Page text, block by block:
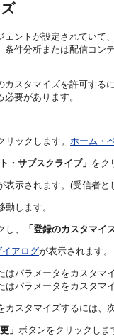
ントが設定されてい
件分析または配信コ
カスタマイズを許可する
要があります。
リックします。 ホーム・
・サブスクライブ」 をク
示されます。(受信者
します。
し、 「登録のカスタマイ
アログが表示されます。
はパラメータをカスタ
はパラメータをカスタマ
カスタマイズするには、
」 ボタンをクリックしま